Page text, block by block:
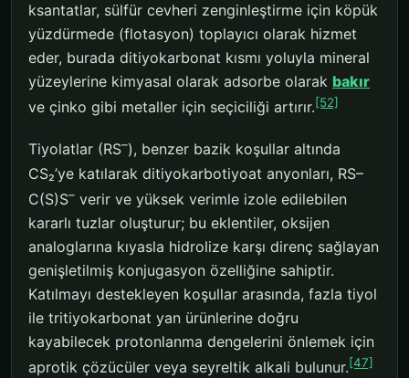
ksantatlar, sülfür cevheri zenginleştirme için köpük
yüzdürmede (flotasyon) toplayıcı olarak hizmet
eder, burada ditiyokarbonat kısmı yoluyla mineral
yüzeylerine kimyasal olarak adsorbe olarak bakır
ve çinko gibi metaller için seçiciliği artırır.[52]
Tiyolatlar (RS–), benzer bazik koşullar altında
CS₂’ye katılarak ditiyokarbotiyoat anyonları, RS–
C(S)S– verir ve yüksek verimle izole edilebilen
kararlı tuzlar oluşturur; bu eklentiler, oksijen
analoglarına kıyasla hidrolize karşı direnç sağlayan
genişletilmiş konjugasyon özelliğine sahiptir.
Katılmayı destekleyen koşullar arasında, fazla tiyol
ile tritiyokarbonat yan ürünlerine doğru
kayabilecek protonlanma dengelerini önlemek için
aprotik çözücüler veya seyreltik alkali bulunur.[47]